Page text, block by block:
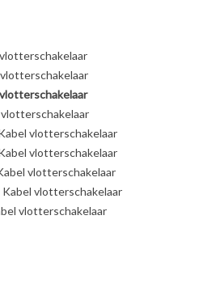
vlotterschakelaar
vlotterschakelaar
vlotterschakelaar
vlotterschakelaar
vlotterschakelaar